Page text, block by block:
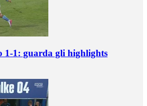
1-1: guarda gli highlights